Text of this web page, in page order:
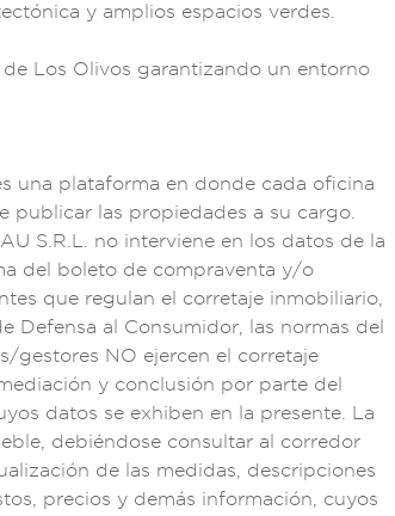
ca y amplios espacios verdes.
de Los Olivos garantizando un entorno
una plataforma en donde cada oficina
publicar las propiedades a su cargo.
S.R.L. no interviene en los datos de la
del boleto de compraventa y/o
es que regulan el corretaje inmobiliario,
Defensa al Consumidor, las normas del
gestores NO ejercen e l corretaje
ión y conclusión por parte del
datos se exhiben en la presente. La
debiéndose consultar al
corredor
ización de las medidas, descripciones
precios y demás información, cuyos